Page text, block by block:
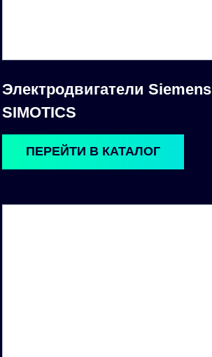
Электродвигатели Siemens
SIMOTICS
ПЕРЕЙТИ В КАТАЛОГ